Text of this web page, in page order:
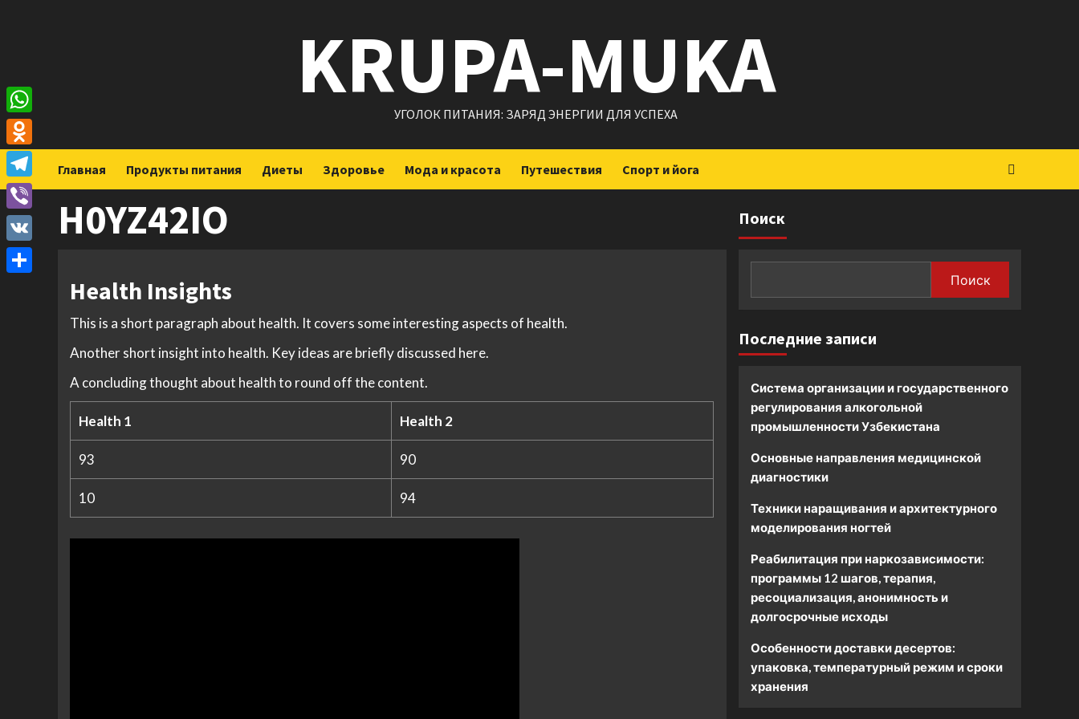
KRUPA-MUKA
УГОЛОК ПИТАНИЯ: ЗАРЯД ЭНЕРГИИ ДЛЯ УСПЕХА
Главная Продукты питания Диеты Здоровье Мода и красота Путешествия Спорт и йога
H0YZ42IO
Health Insights
This is a short paragraph about health. It covers some interesting aspects of health.
Another short insight into health. Key ideas are briefly discussed here.
A concluding thought about health to round off the content.
Health 1 Health 2
93 90
10 94
Поиск
Поиск
Последние записи
Система организации и государственного
регулирования алкогольной
промышленности Узбекистана
Основные направления медицинской
диагностики
Техники наращивания и архитектурного
моделирования ногтей
Реабилитация при наркозависимости:
программы 12 шагов, терапия,
ресоциализация, анонимность и
долгосрочные исходы
Особенности доставки десертов:
упаковка, температурный режим и сроки
хранения
WhatsApp
Odnoklassniki
Telegram
Viber
VK
Отправить